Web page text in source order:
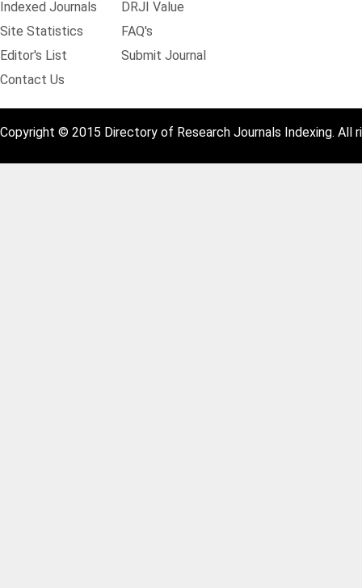
Indexed Journals
DRJI Value
Site Statistics
FAQ's
Editor's List
Submit Journal
Contact Us
Copyright © 2015 Directory of Research Journals Indexing. All